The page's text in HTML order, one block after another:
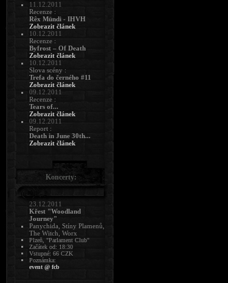
11.12.2011
Recenze :
Rêx Mündi - IHVH
Zobrazit článek
10.12.2011
Recenze :
Byfrost – Of Death
Zobrazit článek
10.12.2011
Slova scény :
Trefa do černého #11
Zobrazit článek
09.12.2011
Recenze :
Tears of...
Zobrazit článek
09.12.2011
Report :
Death in June 30th...
Zobrazit článek
Koncerty:
23.12.2011
Křest "Woodland
Journey"
Panychida, Stíny Plamenů,
The Witch, Worx
Plzeň, "Parlament Club"
Začátek od: 18:30
Vstupné: 66 CZK
Poznámka:
event @ fcb